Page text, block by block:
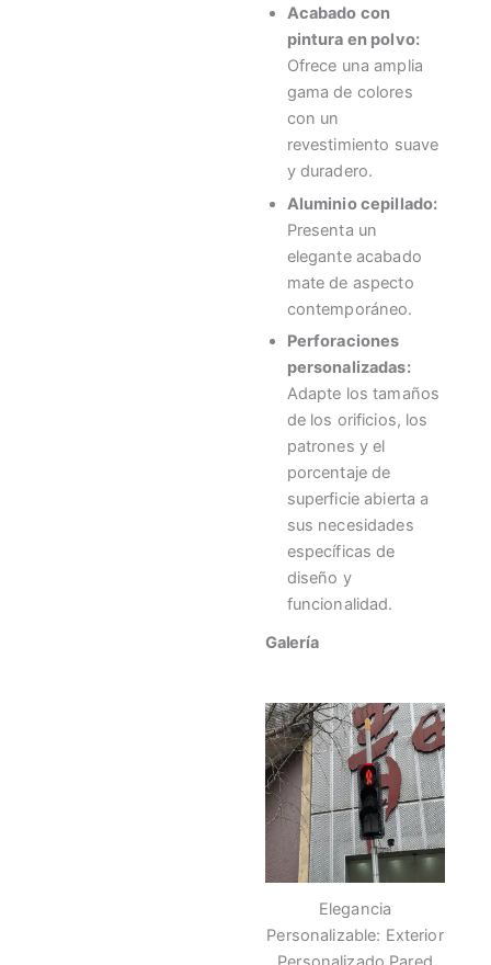
Acabado con
pintura en polvo:
Ofrece una amplia
gama de colores
con un
revestimiento suave
y duradero.
Aluminio cepillado:
Presenta un
elegante acabado
mate de aspecto
contemporáneo.
Perforaciones
personalizadas:
Adapte los tamaños
de los orificios, los
patrones y el
porcentaje de
superficie abierta a
sus necesidades
específicas de
diseño y
funcionalidad.
Galería
Elegancia
Personalizable: Exterior